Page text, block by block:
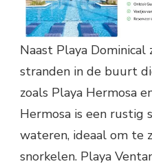
Naast Playa Dominical
stranden in de buurt
zoals Playa Hermosa
Hermosa is een rustig
wateren, ideaal om te
snorkelen. Playa